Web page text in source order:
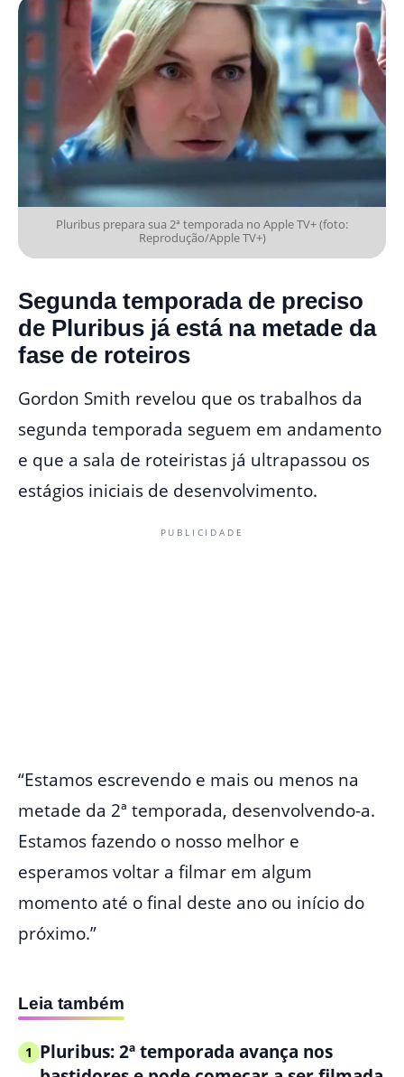
Pluribus prepara sua 2ª temporada no Apple TV+ (foto:
Reprodução/Apple TV+)
Segunda temporada de preciso
de Pluribus já está na metade da
fase de roteiros
Gordon Smith revelou que os trabalhos da
segunda temporada seguem em andamento
e que a sala de roteiristas já ultrapassou os
estágios iniciais de desenvolvimento.
PUBLICIDADE
“Estamos escrevendo e mais ou menos na
metade da 2ª temporada, desenvolvendo-a.
Estamos fazendo o nosso melhor e
esperamos voltar a filmar em algum
momento até o final deste ano ou início do
próximo.”
Leia também
1 Pluribus: 2ª temporada avança nos